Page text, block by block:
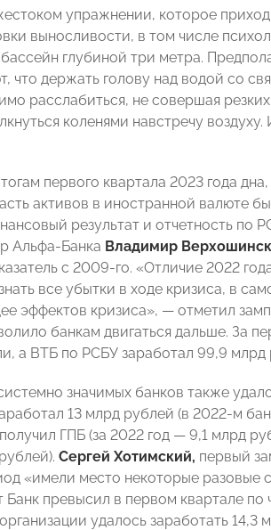
упражнении, которое
выносливости, в том числе
глубиной три метра.
что держать голову над водой со
расслабиться, не совершая
коленями навстречу
первого квартала 2023 года
активов в иностранной валюте
результат и отчетность по
Альфа-Банка Владимир
с 2009-го. «Отличие 2022
все убытки в ходе кризиса, в
эффектов кризиса», — отметил
банкам двигаться дальше. За
а ВТБ по РСБУ заработал 99,9 млрд
значимых банков также
13 млрд рублей (в 2022-м
ГПБ (за 2022 год — 9,1 млрд
Сергей Хотимский, первый
«имели место некоторые разовые
превысил в первом квартале по
удалось заработать 14,3